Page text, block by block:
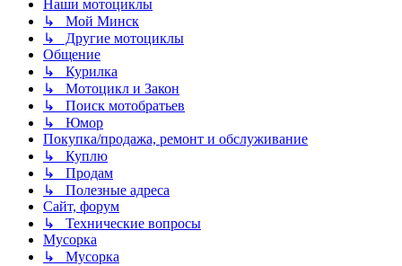
Наши мотоциклы
↳ Мой Минск
↳ Другие мотоциклы
Общение
↳ Курилка
↳ Мотоцикл и Закон
↳ Поиск мотобратьев
↳ Юмор
Покупка/продажа, ремонт и обслуживание
↳ Куплю
↳ Продам
↳ Полезные адреса
Сайт, форум
↳ Технические вопросы
Мусорка
↳ Мусорка